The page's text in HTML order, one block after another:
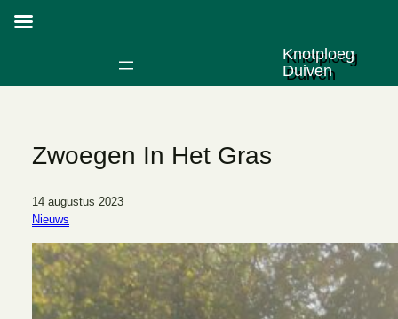
Knotploeg
Duiven
Zwoegen In Het Gras
14 augustus 2023
Nieuws